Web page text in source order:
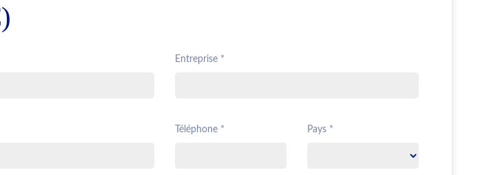
Entreprise *
Téléphone * Pays *